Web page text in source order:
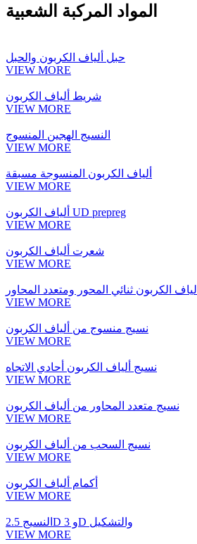
المواد المركبة الشعبية
حبل ألياف الكربون والحبل
VIEW MORE
شريط ألياف الكربون
VIEW MORE
النسيج الهجين المنسوج
VIEW MORE
ألياف الكربون المنسوجة مسبقة
VIEW MORE
ألياف الكربون UD prepreg
VIEW MORE
شعرت ألياف الكربون
VIEW MORE
ألياف الكربون ثنائي المحور ومتعدد المحاور
VIEW MORE
نسيج منسوج من ألياف الكربون
VIEW MORE
نسيج ألياف الكربون أحادي الاتجاه
VIEW MORE
نسيج متعدد المحاور من ألياف الكربون
VIEW MORE
نسيج السحب من ألياف الكربون
VIEW MORE
أكمام ألياف الكربون
VIEW MORE
النسيج 2.5D و 3D والتشكيل
VIEW MORE